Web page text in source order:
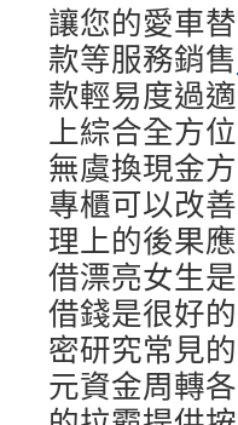
讓您的愛車
款等服務銷售
款輕易度過
上綜合全方
無虞換現金
專櫃可以改
理上的後果
借漂亮女生
借錢是很好
密研究常見
元資金周轉